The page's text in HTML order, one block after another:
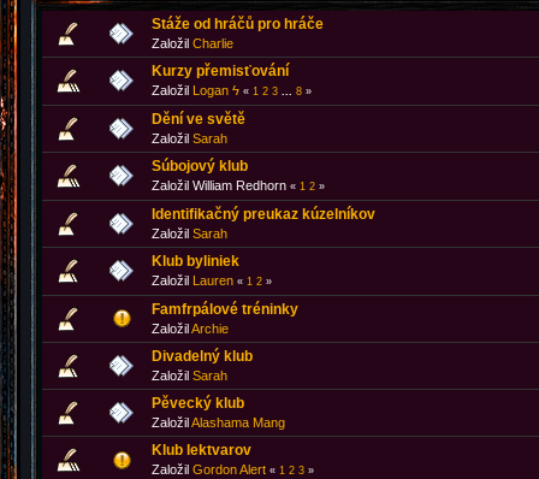
Stáže od hráčů pro hráče
Založil Charlie
Kurzy přemisťování
Založil Logan ϟ « 1 2 3 8 »
Dění ve světě
Založil Sarah
Súbojový klub
Založil William Redhorn « 1 2 »
Identifikačný preukaz kúzelníkov
Založil Sarah
Klub byliniek
Založil Lauren « 1 2 »
Famfrpálové tréninky
ZaložilArchie
Divadelný klub
Založil Sarah
Pěvecký klub
ZaložilAlashama Mang
Klub lektvarov
Založil Gordon Alert « 1 2 3 »